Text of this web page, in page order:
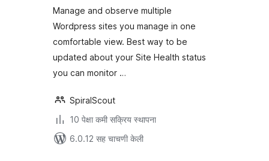
Manage and observe multiple
Wordpress sites you manage in one
comfortable view. Best way to be
updated about your Site Health status
you can monitor …
SpiralScout
10 पेक्षा कमी सक्रिय स्थापना
6.0.12 सह चाचणी केली